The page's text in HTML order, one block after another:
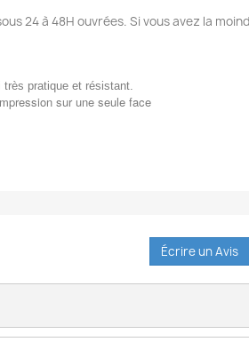
24 à 48H ouvrées. Si vous avez la
pratique et résistant.
sur une seule face
Écrire un Avis